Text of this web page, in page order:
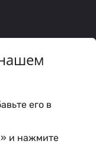
его в
и нажмите